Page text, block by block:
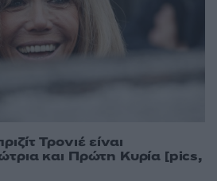
Τρονιέ είναι
και Πρώτη Κυρία [pics,